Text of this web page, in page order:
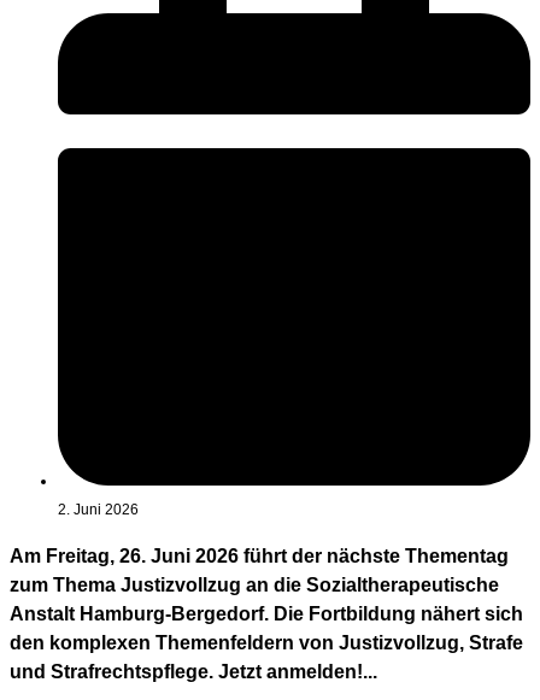
2. Juni 2026
Am Freitag, 26. Juni 2026 führt der nächste Thementag
zum Thema Justizvollzug an die Sozialtherapeutische
Anstalt Hamburg-Bergedorf. Die Fortbildung nähert sich
den komplexen Themenfeldern von Justizvollzug, Strafe
und Strafrechtspflege. Jetzt anmelden!...